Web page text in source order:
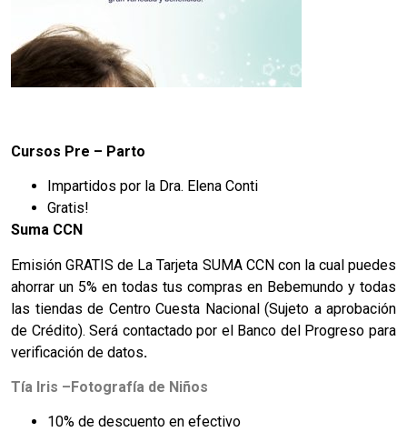
Cursos Pre – Parto
Impartidos por la Dra. Elena Conti
Gratis!
Suma CCN
Emisión GRATIS de La Tarjeta SUMA CCN con la cual puedes
ahorrar un 5% en todas tus compras en Bebemundo y todas
las tiendas de Centro Cuesta Nacional (Sujeto a aprobación
de Crédito). Será contactado por el Banco del Progreso para
verificación de datos.
Tía Iris –Fotografía de Niños
10% de descuento en efectivo